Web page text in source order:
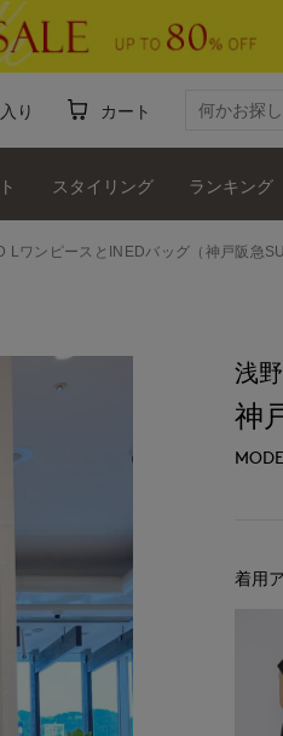
り カート
スタイリング ランキング
LワンピースとINEDバッグ（神戸阪急
浅野
神
着用